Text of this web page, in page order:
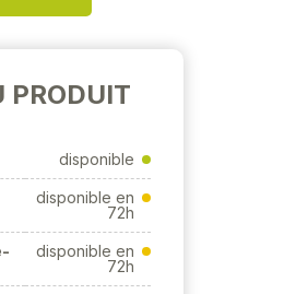
PRODUIT
disponible
disponible en
72h
disponible en
72h